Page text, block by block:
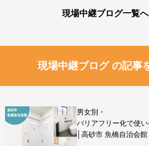
現場中継ブログ一覧
現場中継ブログ の記事
男女別・
バリアフリー化で使
│高砂市 魚橋自治会館